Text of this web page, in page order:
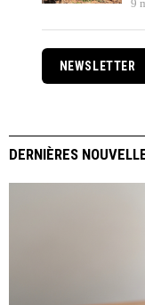
9
NEWSLETTER
DERNIÈRES